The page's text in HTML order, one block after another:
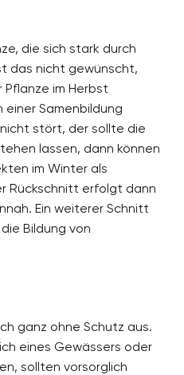
die sich stark durch
das nicht gewünscht,
im Herbst
Samenbildung
stört, der sollte die
lassen, dann können
im Winter als
Rückschnitt erfolgt dann
Ein weiterer Schnitt
Bildung von
ganz ohne Schutz aus.
eines Gewässers oder
sollten vorsorglich